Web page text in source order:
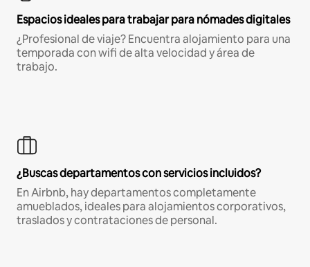
Espacios ideales para trabajar para nómades digitales
¿Profesional de viaje? Encuentra alojamiento para una
temporada con wifi de alta velocidad y área de
trabajo.
¿Buscas departamentos con servicios incluidos?
En Airbnb, hay departamentos completamente
amueblados, ideales para alojamientos corporativos,
traslados y contrataciones de personal.